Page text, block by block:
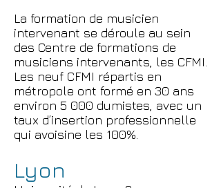
La formation de musicien
intervenant se déroule au sein
des Centre de formations de
musiciens intervenants, les CFMI.
Les neuf CFMI répartis en
métropole ont formé en 30 ans
environ 5 000 dumistes, avec un
taux d’insertion professionnelle
qui avoisine les 100%.
Lyon